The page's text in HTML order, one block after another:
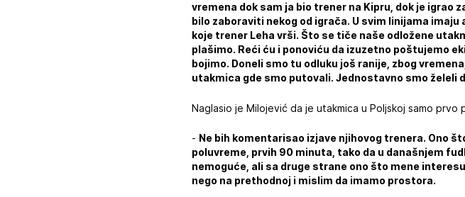
vremena dok sam ja bio trener na Kipru, dok je igrao
bilo zaboraviti nekog od igrača. U svim linijama
koje trener Leha vrši. Što se tiče naše odložene
plašimo. Reći ću i ponoviću da izuzetno poštujemo
bojimo. Doneli smo tu odluku još ranije, zbog
utakmica gde smo putovali. Jednostavno smo želeli
Naglasio je Milojević da je utakmica u Poljskoj samo prvo
- Ne bih komentarisao izjave njihovog trenera. Ono
poluvreme, prvih 90 minuta, tako da u današnjem
nemoguće, ali sa druge strane ono što mene
nego na prethodnoj i mislim da imamo prostora.